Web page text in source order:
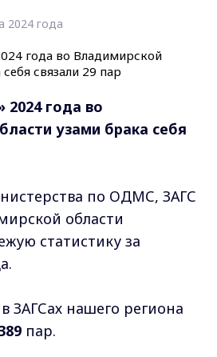
2024 года
года во
узами брака себя
по ОДМС, ЗАГС
области
статистику за
ЗАГСах нашего региона
пар.